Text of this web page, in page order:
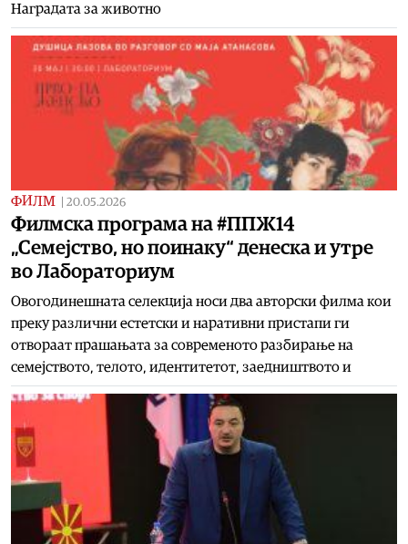
Наградата за животно
ФИЛМ 20.05.2026
Филмска програма на #ППЖ14
„Семејство, но поинаку“ денеска и утре
во Лабораториум
Овогодинешната селекција носи два авторски филма кои
преку различни естетски и наративни пристапи ги
отвораат прашањата за современото разбирање на
семејството, телото, идентитетот, заедништвото и